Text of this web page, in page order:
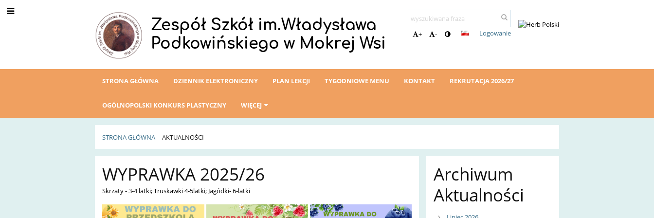
Zespół Szkół im.Władysława
Podkowińskiego w Mokrej Wsi
+ - Logowanie
STRONA GŁÓWNA DZIENNIK ELEKTRONICZNY PLAN LEKCJI TYGODNIOWE MENU KONTAKT REKRUTACJA 2026/27
OGÓLNOPOLSKI KONKURS PLASTYCZNY WIĘCEJ
STRONA GŁÓWNA AKTUALNOŚCI
Aktualności
WYPRAWKA 2025/26
Skrzaty - 3-4 latki; Truskawki 4-5latki; Jagódki- 6-latki
Archiwum
Aktualności